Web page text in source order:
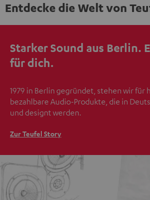
Entdecke die Welt von
Starker Sound aus Berlin.
für dich.
1979 in Berlin gegründet, stehen wir für
bezahlbare Audio-Produkte, die in
und designt werden.
Zur Teufel Story